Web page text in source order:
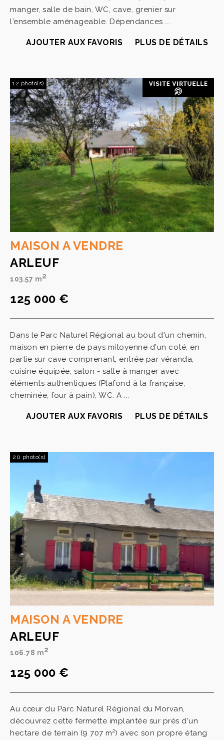
manger, salle de bain, WC, cave, grenier sur
l'ensemble aménageable. Dépendances ...
AJOUTER AUX FAVORIS PLUS DE DÉTAILS
12 photo(s)
MAISON A VENDRE
ARLEUF
103.57 m2
125 000 €
Dans le Parc Naturel Régional au bout d'un chemin,
maison en pierre de pays mitoyenne d'un coté, en
partie sur cave comprenant, entrée par véranda,
cuisine équipée, salon - salle à manger avec
éléments authentiques (Plafond à la française,
cheminée, four à pain), WC. A ...
AJOUTER AUX FAVORIS PLUS DE DÉTAILS
20 photo(s)
MAISON A VENDRE
ARLEUF
106.78 m2
125 000 €
Au cœur du Parc Naturel Régional du Morvan,
découvrez cette fermette implantée sur près d'un
hectare de terrain (9 707 m²) avec son propre étang